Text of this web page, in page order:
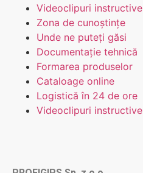
Videoclipuri instructive
Zona de cunoștințe
Unde ne puteți găsi
Documentație tehnică
Formarea produselor
Cataloage online
Logistică în 24 de ore
Videoclipuri instructive